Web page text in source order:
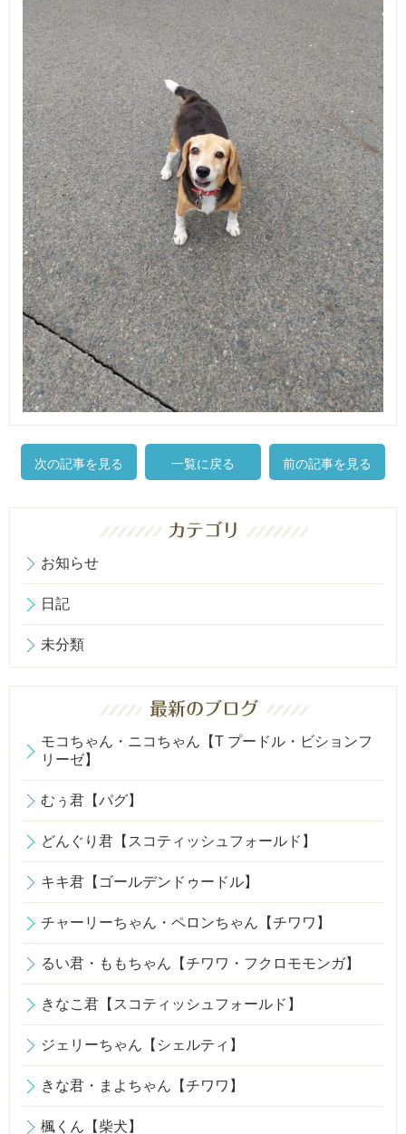
次の記事を見る 一覧に戻る 前の記事を見る
お知らせ
日記
未分類
モコちゃん・ニコちゃん【T プードル・ビションフ
リーゼ】
むぅ君【パグ】
どんぐり君【スコティッシュフォールド】
キキ君【ゴールデンドゥードル】
チャーリーちゃん・ペロンちゃん【チワワ】
るい君・ももちゃん【チワワ・フクロモモンガ】
きなこ君【スコティッシュフォールド】
ジェリーちゃん【シェルティ】
きな君・まよちゃん【チワワ】
楓くん【柴犬】